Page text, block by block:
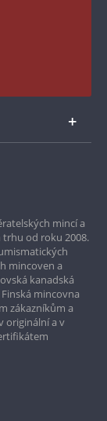
schůzku
by mohly
rada
Británie,
14. října
zanikla
ČSR.
mincí a
trhu od roku 2008.
mincoven a
kanadská
mincovna
zákazníkům a
originální a v